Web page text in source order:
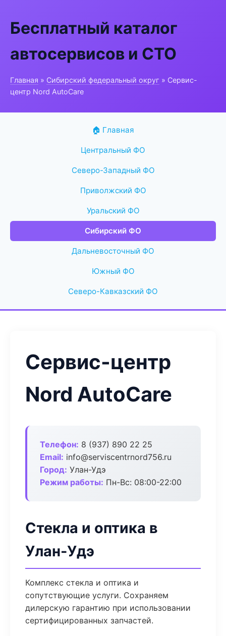
Бесплатный каталог
автосервисов и СТО
Главная » Сибирский федеральный округ » Сервис-
центр Nord AutoCare
🏠 Главная
Центральный ФО
Северо-Западный ФО
Приволжский ФО
Уральский ФО
Сибирский ФО
Дальневосточный ФО
Южный ФО
Северо-Кавказский ФО
Сервис-центр
Nord AutoCare
Телефон: 8 (937) 890 22 25
Email: info@serviscentrnord756.ru
Город: Улан-Удэ
Режим работы: Пн-Вс: 08:00-22:00
Стекла и оптика в
Улан-Удэ
Комплекс стекла и оптика и
сопутствующие услуги. Сохраняем
дилерскую гарантию при использовании
сертифицированных запчастей.